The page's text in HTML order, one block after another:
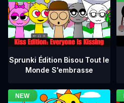
Sprunki Édition Bisou Tout le
Monde S'embrasse